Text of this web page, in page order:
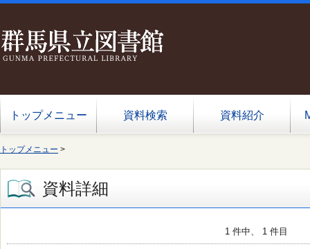
トップメニュー 資料検索 資料紹介
トップメニュー >
資料詳細
1 件中、 1 件目